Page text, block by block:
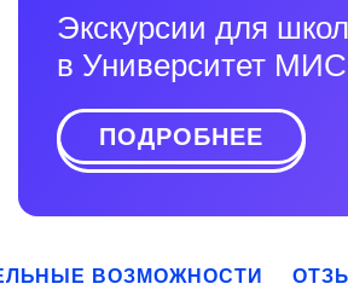
Экскурсии для
в Университет
ПОДРОБНЕЕ
ВОЗМОЖНОСТИ